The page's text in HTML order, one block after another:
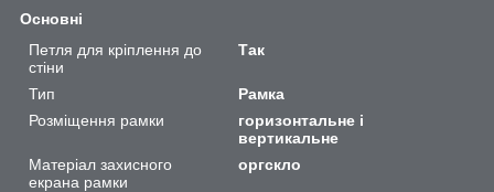
Основні
Петля для кріплення до
стіни
Так
Тип
Рамка
Розміщення рамки
горизонтальне і
вертикальне
Матеріал захисного
екрана рамки
оргскло